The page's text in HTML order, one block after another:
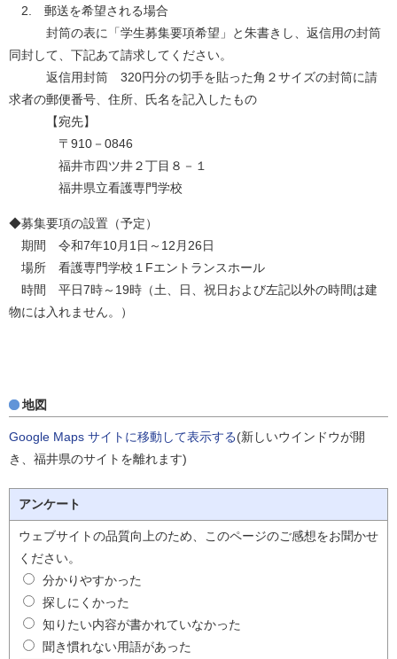
2. 郵送を希望される場合
封筒の表に「学生募集要項希望」と朱書きし、返信用の封筒
同封して、下記あて請求してください。
返信用封筒 320円分の切手を貼った角２サイズの封筒に請
求者の郵便番号、住所、氏名を記入したもの
【宛先】
〒910－0846
福井市四ツ井２丁目８－１
福井県立看護専門学校
◆募集要項の設置（予定）
期間 令和7年10月1日～12月26日
場所 看護専門学校１Fエントランスホール
時間 平日7時～19時（土、日、祝日および左記以外の時間は建
物には入れません。）
地図
Google Maps サイトに移動して表示する(新しいウインドウが開
き、福井県のサイトを離れます)
アンケート
ウェブサイトの品質向上のため、このページのご感想をお聞かせ
ください。
分かりやすかった
探しにくかった
知りたい内容が書かれていなかった
聞き慣れない用語があった